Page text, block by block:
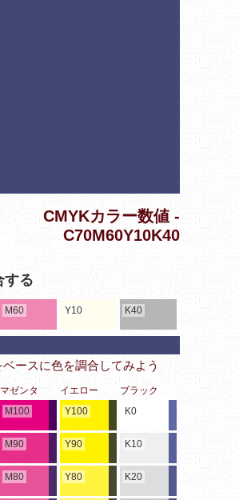
CMYKカラー数値 -
C70M60Y10K40
する
M60 Y10 K40
ベースに色を調合してみよう
マゼンタ
M100
M90
M80
イエロー
Y100
Y90
Y80
ブラック
K0
K10
K20